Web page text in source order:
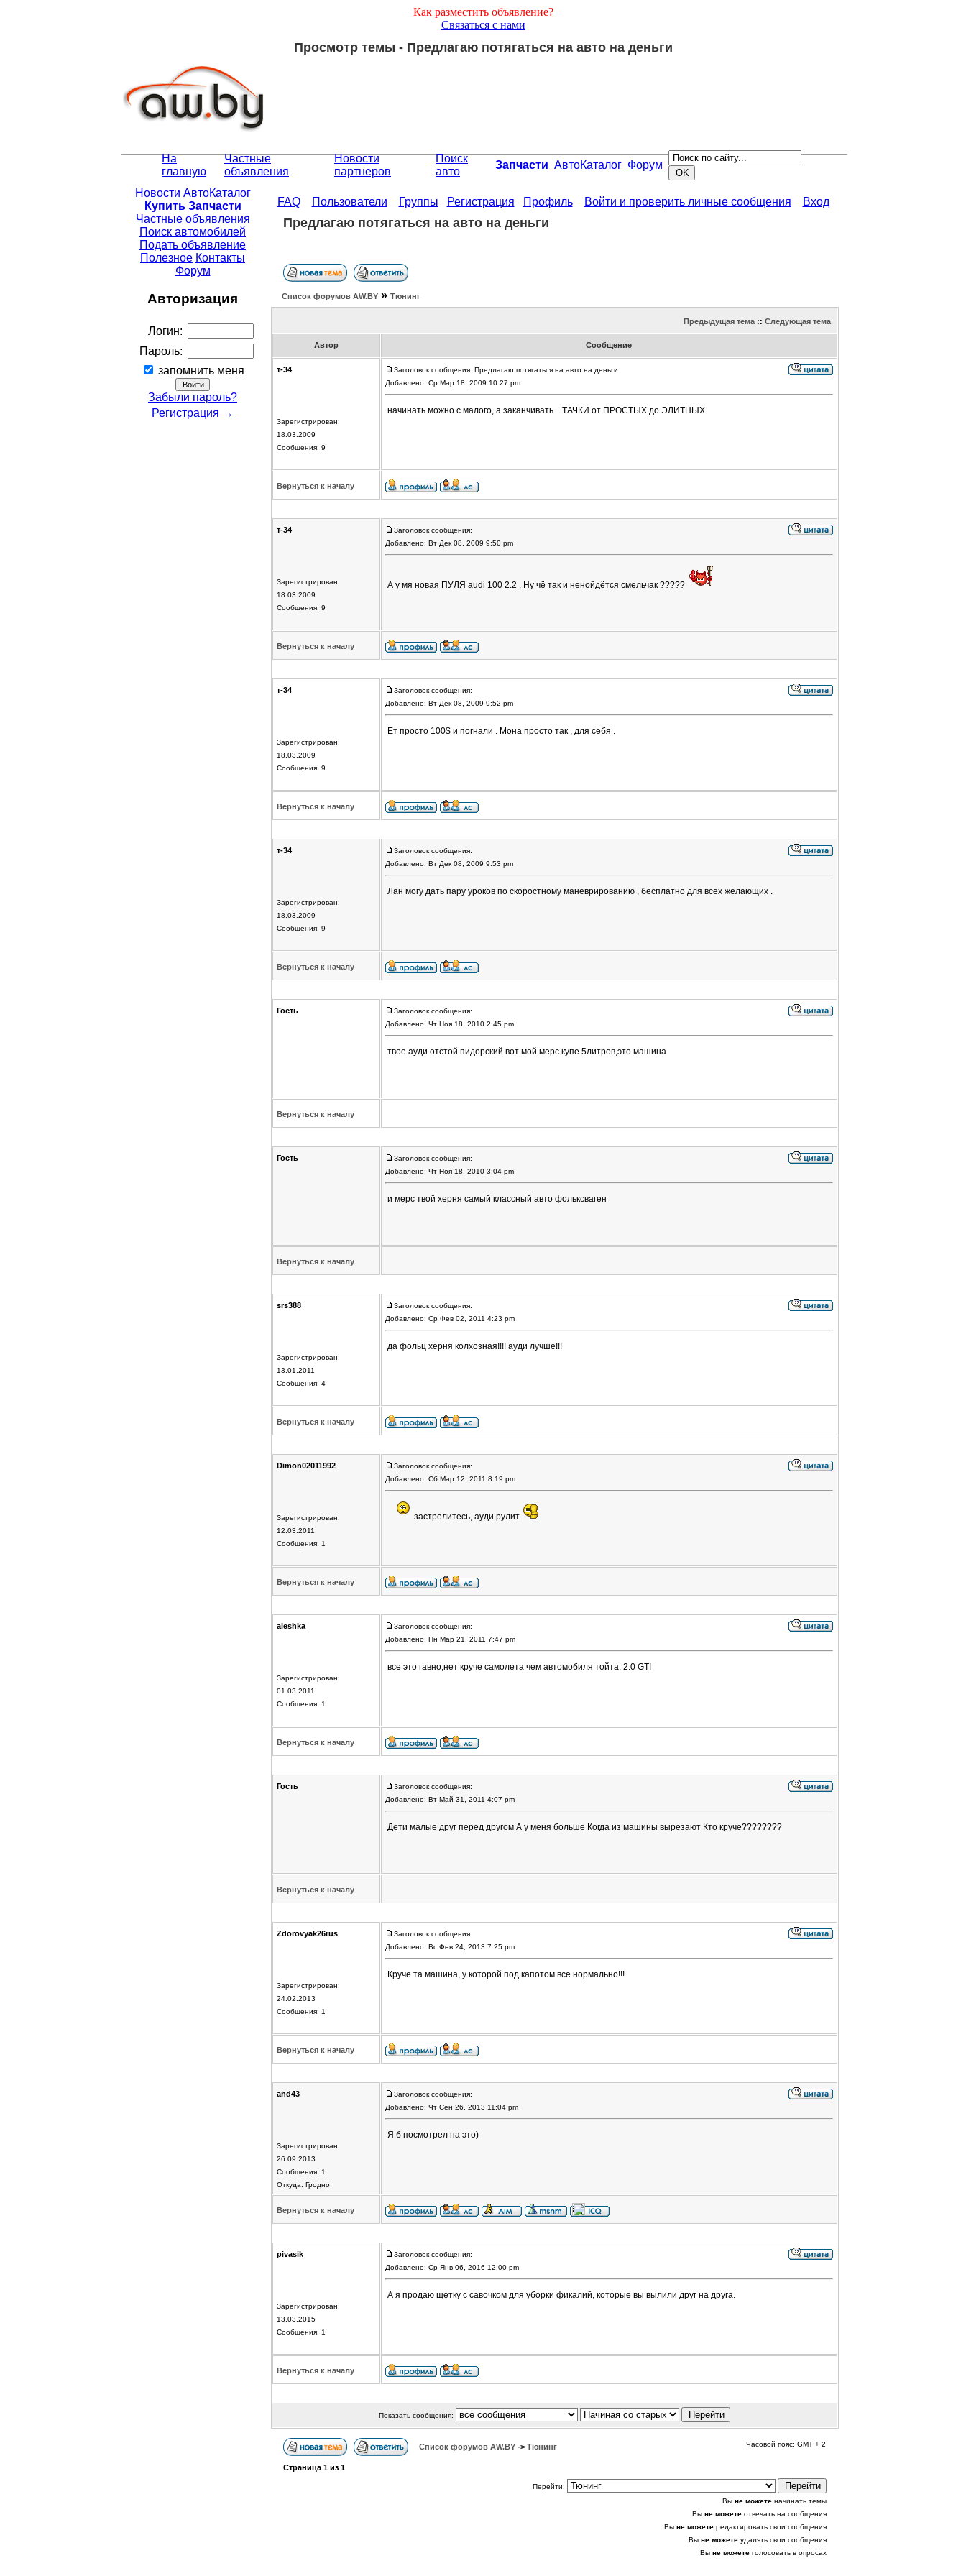
Как разместить объявление?
Связаться с нами
Просмотр темы - Предлагаю потягаться на авто на деньги
На
главную
Частные
объявления
Новости
партнеров
Поиск
авто
Запчасти АвтоКаталог Форум
Новости АвтоКаталог
Купить Запчасти
Частные объявления
Поиск автомобилей
Подать объявление
Полезное Контакты
Форум
Авторизация
Логин:
Пароль:
запомнить меня
Забыли пароль?
Регистрация →
FAQ Пользователи Группы Регистрация Профиль Войти и проверить личные сообщения Вход
Предлагаю потягаться на авто на деньги
Список форумов АW.BY» Тюнинг
Предыдущая тема:: Следующая тема
Автор Сообщение
т-34
Зарегистрирован:
18.03.2009
Сообщения: 9
Заголовок сообщения: Предлагаю потягаться на авто на деньги
Добавлено: Ср Мар 18, 2009 10:27 pm
начинать можно с малого, а заканчивать... ТАЧКИ от ПРОСТЫХ до ЭЛИТНЫХ
Вернуться к началу
т-34
Зарегистрирован:
18.03.2009
Сообщения: 9
Заголовок сообщения:
Добавлено: Вт Дек 08, 2009 9:50 pm
А у мя новая ПУЛЯ audi 100 2.2 . Ну чё так и ненойдётся смельчак ?????
Вернуться к началу
т-34
Зарегистрирован:
18.03.2009
Сообщения: 9
Заголовок сообщения:
Добавлено: Вт Дек 08, 2009 9:52 pm
Ет просто 100$ и погнали . Мона просто так , для себя .
Вернуться к началу
т-34
Зарегистрирован:
18.03.2009
Сообщения: 9
Заголовок сообщения:
Добавлено: Вт Дек 08, 2009 9:53 pm
Лан могу дать пару уроков по скоростному маневрированию , бесплатно для всех желающих .
Вернуться к началу
Гость
Заголовок сообщения:
Добавлено: Чт Ноя 18, 2010 2:45 pm
твое ауди отстой пидорский.вот мой мерс купе 5литров,это машина
Вернуться к началу
Гость
Заголовок сообщения:
Добавлено: Чт Ноя 18, 2010 3:04 pm
и мерс твой херня самый классный авто фольксваген
Вернуться к началу
srs388
Зарегистрирован:
13.01.2011
Сообщения: 4
Заголовок сообщения:
Добавлено: Ср Фев 02, 2011 4:23 pm
да фольц херня колхозная!!!! ауди лучше!!!
Вернуться к началу
Dimon02011992
Зарегистрирован:
12.03.2011
Сообщения: 1
Заголовок сообщения:
Добавлено: Сб Мар 12, 2011 8:19 pm
застрелитесь, ауди рулит
Вернуться к началу
aleshka
Зарегистрирован:
01.03.2011
Сообщения: 1
Заголовок сообщения:
Добавлено: Пн Мар 21, 2011 7:47 pm
все это гавно,нет круче самолета чем автомобиля тойта. 2.0 GTI
Вернуться к началу
Гость
Заголовок сообщения:
Добавлено: Вт Май 31, 2011 4:07 pm
Дети малые друг перед другом А у меня больше Когда из машины вырезают Кто круче????????
Вернуться к началу
Zdorovyak26rus
Зарегистрирован:
24.02.2013
Сообщения: 1
Заголовок сообщения:
Добавлено: Вс Фев 24, 2013 7:25 pm
Круче та машина, у которой под капотом все нормально!!!
Вернуться к началу
and43
Зарегистрирован:
26.09.2013
Сообщения: 1
Откуда: Гродно
Заголовок сообщения:
Добавлено: Чт Сен 26, 2013 11:04 pm
Я б посмотрел на это)
Вернуться к началу
pivasik
Зарегистрирован:
13.03.2015
Сообщения: 1
Заголовок сообщения:
Добавлено: Ср Янв 06, 2016 12:00 pm
А я продаю щетку с савочком для уборки фикалий, которые вы вылили друг на друга.
Вернуться к началу
Показать сообщения:
Список форумов АW.BY -> Тюнинг Часовой пояс: GMT + 2
Страница 1 из 1
Перейти:
Вы не можете начинать темы
Вы не можете отвечать на сообщения
Вы не можете редактировать свои сообщения
Вы не можете удалять свои сообщения
Вы не можете голосовать в опросах